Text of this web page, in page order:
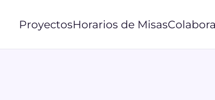
ProyectosHorarios de Misas